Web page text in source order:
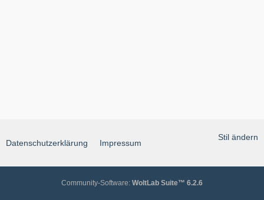
Stil ändern
Datenschutzerklärung Impressum
Community-Software: WoltLab Suite™ 6.2.6